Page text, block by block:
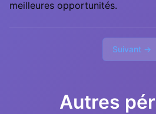
meilleures opportunités.
Suivant →
Autres